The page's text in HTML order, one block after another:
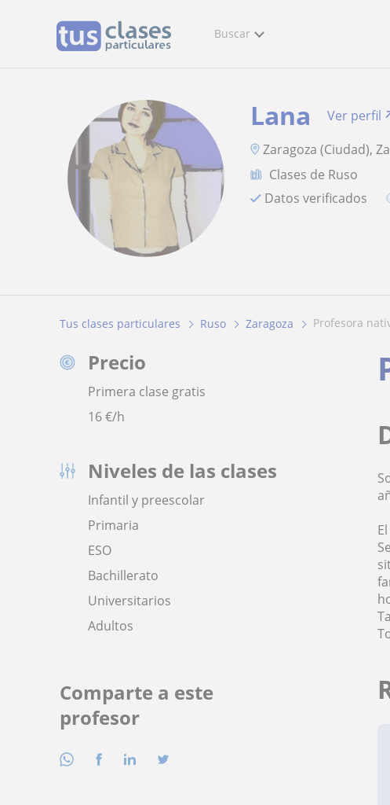
Buscar
Lana
Ver perfil
Zaragoza (Ciudad),
Clases de Ruso
Datos verificados
Tus clases particulares Ruso Zaragoza profesora
Precio
Primera clase gratis
16€/h
Niveles de las clases
Infantil y preescolar
Primaria
ESO
Bachillerato
Universitarios
Adultos
Comparte a este
profesor